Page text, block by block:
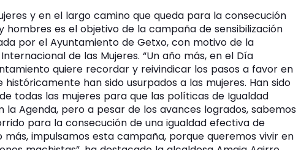
y en el largo camino que queda para la consecución
hombres es el objetivo de la campaña de sensibilización
por el Ayuntamiento de Getxo, con motivo de la
de las Mujeres. “Un año más, en el Día
quiere recordar y reivindicar los pasos a favor en
han sido usurpados a las mujeres. Han sido
todas las mujeres para que las políticas de Igualdad
la Agenda, pero a pesar de los avances logrados, sabemos
para la consecución de una igualdad efectiva de
más, impulsamos esta campaña, porque queremos vivir en